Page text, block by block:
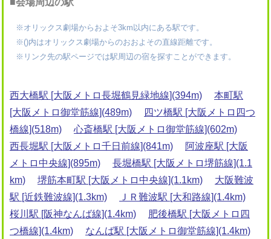
■会場周辺の駅
※オリックス劇場からおよそ3km以内にある駅です。
※()内はオリックス劇場からのおおよその直線距離です。
※リンク先の駅ページでは駅周辺の宿を探すことができます。
西大橋駅 [大阪メトロ長堀鶴見緑地線](394m)
本町駅
[大阪メトロ御堂筋線](489m)
四ツ橋駅 [大阪メトロ四つ
橋線](518m)
心斎橋駅 [大阪メトロ御堂筋線](602m)
西長堀駅 [大阪メトロ千日前線](841m)
阿波座駅 [大阪
メトロ中央線](895m)
長堀橋駅 [大阪メトロ堺筋線](1.1
km)
堺筋本町駅 [大阪メトロ中央線](1.1km)
大阪難波
駅 [近鉄難波線](1.3km)
ＪＲ難波駅 [大和路線](1.4km)
桜川駅 [阪神なんば線](1.4km)
肥後橋駅 [大阪メトロ四
つ橋線](1.4km)
なんば駅 [大阪メトロ御堂筋線](1.4km)